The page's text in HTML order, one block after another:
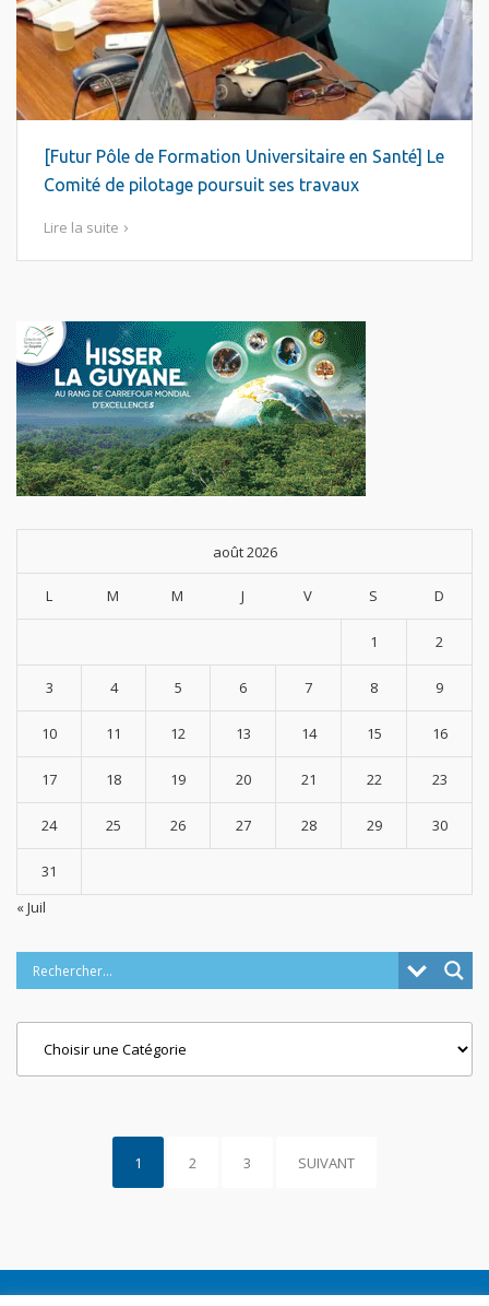
[Futur Pôle de Formation Universitaire en Santé] Le
Comité de pilotage poursuit ses travaux
Lire la suite
août 2026
L M M J V S D
1 2
3 4 5 6 7 8 9
10 11 12 13 14 15 16
17 18 19 20 21 22 23
24 25 26 27 28 29 30
31
« Juil
1 2 3 SUIVANT